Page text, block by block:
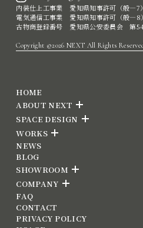
内装仕上工事業 愛知県知事許可（般―7
電気通信工事業 愛知県知事許可（般―8
古物商登録番号 愛知県公安委員会 第
Copyright ©2026 NEXT All Rights
HOME
ABOUT NEXT
SPACE DESIGN
WORKS
NEWS
BLOG
SHOWROOM
COMPANY
FAQ
CONTACT
PRIVACY POLICY